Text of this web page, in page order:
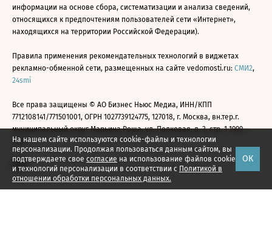
На нашем сайте используются cookie-файлы и технологии
персонализации. Продолжая пользоваться данным сайтом, вы
подтверждаете свое согласие на использование файлов cookie
и технологий персонализации в соответствии с Политикой в
отношении обработки персональных данных.
ОК
информации на основе сбора, систематизации и анализа сведений,
относящихся к предпочтениям пользователей сети «Интернет»,
находящихся на территории Российской Федерации).
Правила применения рекомендательных технологий в виджетах
рекламно-обменной сети, размещенных на сайте vedomosti.ru: СМИ2,
24smi
Все права защищены © АО Бизнес Ньюс Медиа, ИНН/КПП
7712108141/771501001, ОГРН 1027739124775, 127018, г. Москва, вн.тер.г.
муниципальный округ Марьина Роща, ул. Полковая, д. 3, стр. 1 1999—
2026